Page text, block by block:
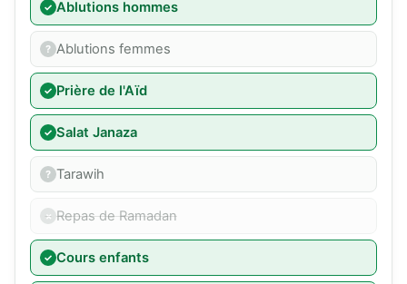
Ablutions hommes
Ablutions femmes
Prière de l'Aïd
Salat Janaza
Tarawih
Repas de Ramadan
Cours enfants